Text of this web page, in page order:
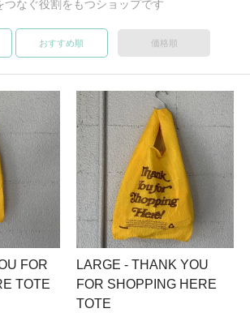
つなぐ役割をもつショップです
おすすめ順 価格順
FOR
TOTE
LARGE - THANK YOU
FOR SHOPPING HERE
TOTE